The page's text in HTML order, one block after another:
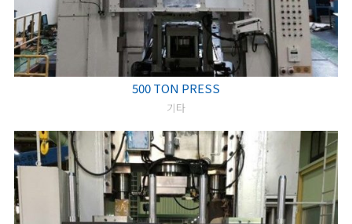
500 TON PRESS
기타